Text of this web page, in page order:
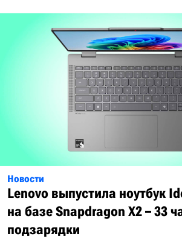
Новости
Lenovo выпустила ноутбук
на базе Snapdragon X2 – 33
подзарядки